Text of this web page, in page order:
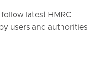
latest HMRC
users and authorities